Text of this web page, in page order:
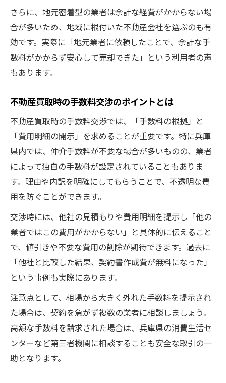
不動産買取手数料の支払いタイミング解説
現金化時の手数料に関するよくある疑問
さらに、地元密着型の業者は余計な経費がかからない場
合が多いため、地域に根付いた不動産会社を選ぶのも有
効です。実際に「地元業者に依頼したことで、余計な手
数料がかからず安心して売却できた」という利用者の声
もあります。
不動産買取時の手数料交渉のポイントとは
不動産買取時の手数料交渉では、「手数料の根拠」と
「費用明細の開示」を求めることが重要です。特に兵庫
県内では、仲介手数料が不要な場合が多いものの、業者
によって独自の手数料が設定されていることもありま
す。理由や内訳を明確にしてもらうことで、不透明な費
用を防ぐことができます。
交渉時には、他社の見積もりや費用明細を提示し「他の
業者ではこの費用がかからない」と具体的に伝えること
で、値引きや不要な費用の削除が期待できます。過去に
「他社と比較した結果、契約書作成費が無料になった」
という事例も実際にあります。
注意点として、相場から大きく外れた手数料を提示され
た場合は、契約を急がず複数の業者に相談しましょう。
高額な手数料を請求された場合は、兵庫県の消費生活セ
ンターなど第三者機関に相談することも安全な取引の一
助となります。